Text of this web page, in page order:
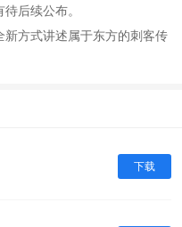
后续公布。
方式讲述属于东方的刺客传
下载